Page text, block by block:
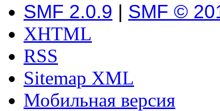
SMF 2.0.9 | SMF ©
XHTML
RSS
Sitemap XML
Мобильная версия